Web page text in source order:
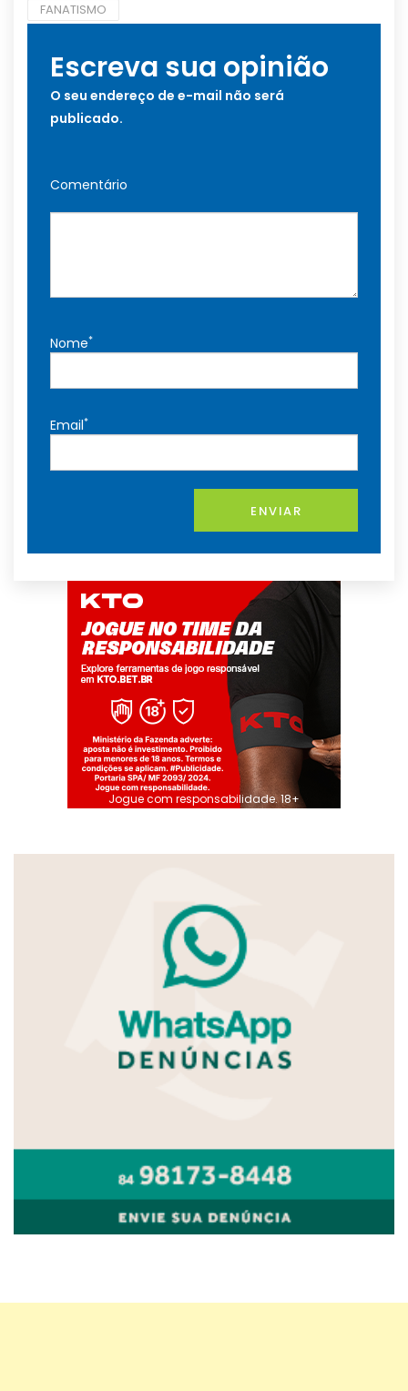
FANATISMO
Escreva sua opinião
O seu endereço de e-mail não será
publicado.
Comentário
Nome*
Email*
ENVIAR
Jogue com responsabilidade. 18+